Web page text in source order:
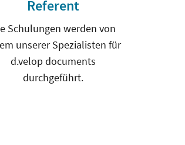
Referent
Schulungen werden von
unserer Spezialisten für
d.velop documents
durchgeführt.